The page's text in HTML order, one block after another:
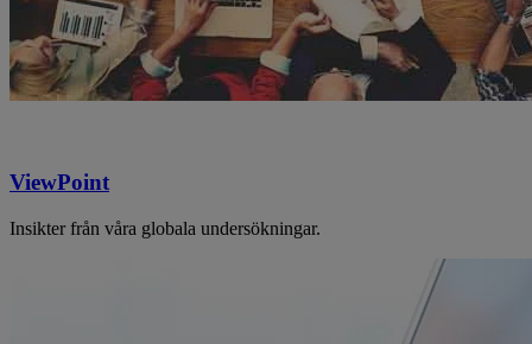
ViewPoint
Insikter från våra globala undersökningar.